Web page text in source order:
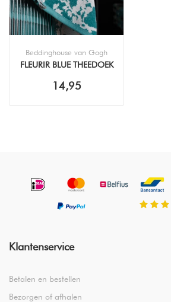
Beddinghouse van Gogh
FLEURIR BLUE THEEDOEK
14,95
Klantenservice
Betalen en bestellen
Bezorgen of afhalen